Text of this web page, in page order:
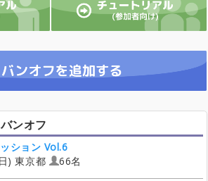
ンオフ
ション Vol.6
) 東京都
66名